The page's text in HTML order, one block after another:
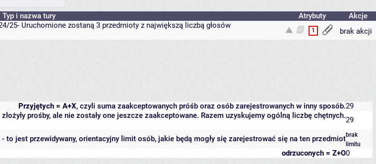
Typ i nazwa tury Atrybuty
Akcje
25- Uruchomione zostaną 3 przedmioty z największą liczbą głosów
1 brak akcji
Przyjętych = A+X, czyli suma zaakceptowanych próśb oraz osób zarejestrowanych w inny sposób.29
prośby, ale nie zostały one jeszcze zaakceptowane. Razem uzyskujemy ogólną liczbę chętnych.29
- to jest przewidywany, orientacyjny limit osób, jakie będą mogły się zarejestrować się na ten przedmiotbrak
limitu
odrzuconych = Z+O0